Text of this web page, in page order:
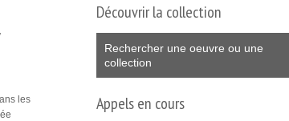
les
Découvrir la collection
Rechercher une oeuvre ou une
collection
Appels en cours